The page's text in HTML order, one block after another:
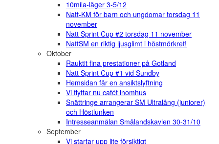
10mila-läger 3-5/12
Natt-KM för barn och ungdomar torsdag 11
november
Natt Sprint Cup #2 torsdag 11 november
NattSM en riktig ljusglimt i höstmörkret!
Oktober
Rauktit fina prestationer på Gotland
Natt Sprint Cup #1 vid Sundby
Hemsidan får en ansiktslyftning
Vi flyttar nu cafét inomhus
Snättringe arrangerar SM Ultralång (juniorer)
och Höstlunken
Intresseanmälan Smålandskavlen 30-31/10
September
Vi startar upp lite försiktigt